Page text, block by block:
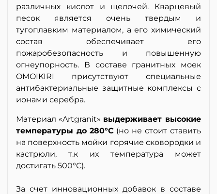
различных кислот и щелочей. Кварцевый
песок является очень твердым и
тугоплавким материалом, а его химический
состав обеспечивает его
пожаробезопасность и повышенную
огнеупорность. В составе гранитных моек
OMOIKIRI присутствуют специальные
антибактериальные защитные комплексы с
ионами серебра.
Материал «Artgranit» выдерживает высокие
температуры до 280°С (но не стоит ставить
на поверхность мойки горячие сковородки и
кастрюли, т.к их температура может
достигать 500°С).
За счет инновационных добавок в составе